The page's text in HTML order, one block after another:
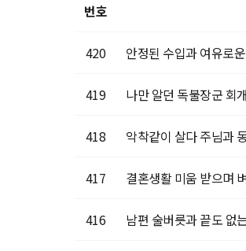
번호
420 안정된 수입과 여유로
419 나만 알던 독불장군 회
418 악착같이 살다 주님과
417 결혼생활 미움 받으며
416 남편 술버릇과 끝도 없